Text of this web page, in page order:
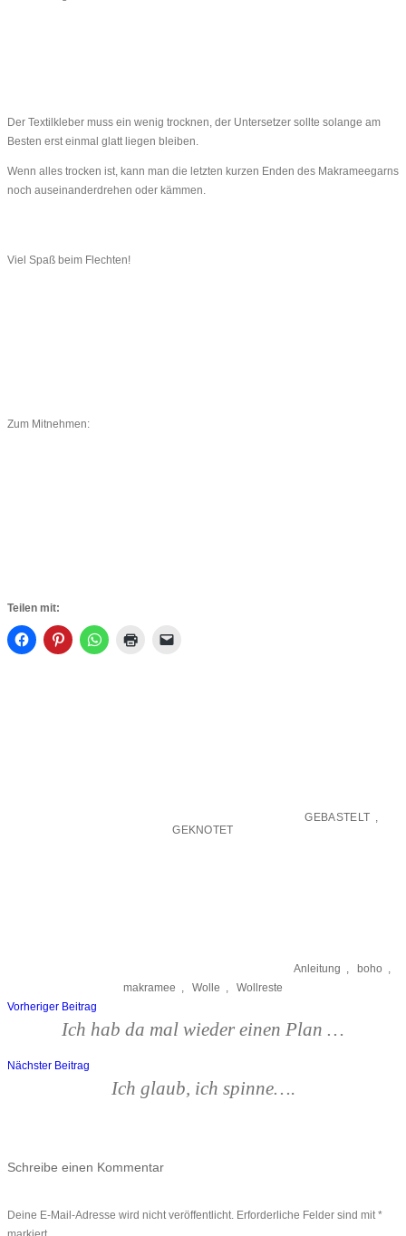
Der Textilkleber muss ein wenig trocknen, der Untersetzer sollte solange am
Besten erst einmal glatt liegen bleiben.
Wenn alles trocken ist, kann man die letzten kurzen Enden des Makrameegarns
noch auseinanderdrehen oder kämmen.
Viel Spaß beim Flechten!
Zum Mitnehmen:
Teilen mit:
GEBASTELT
GEKNOTET
Anleitung boho
makramee
Wolle Wollreste
Beitragsnavigation
Vorheriger Beitrag
Ich hab da mal wieder einen Plan …
Nächster Beitrag
Ich glaub, ich spinne….
Schreibe einen Kommentar
Deine E-Mail-Adresse wird nicht veröffentlicht. Erforderliche Felder sind mit *